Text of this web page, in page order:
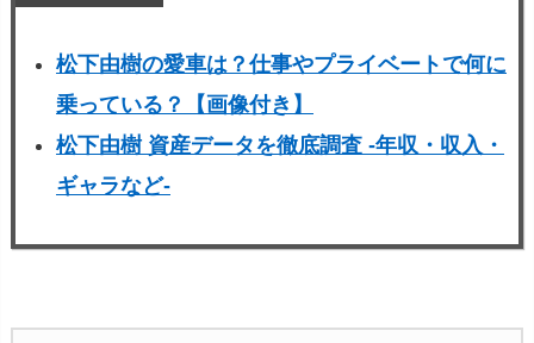
松下由樹の愛車は？仕事やプライベートで何に
乗っている？【画像付き】
松下由樹 資産データを徹底調査 -年収・収入・
ギャラなど-